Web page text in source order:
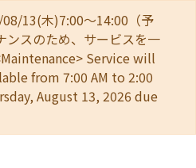
08/13(木)7:00～14:00（予
ンスのため、サービスを一
Service will
from 7:00 AM to 2:00
August 13, 2026 due